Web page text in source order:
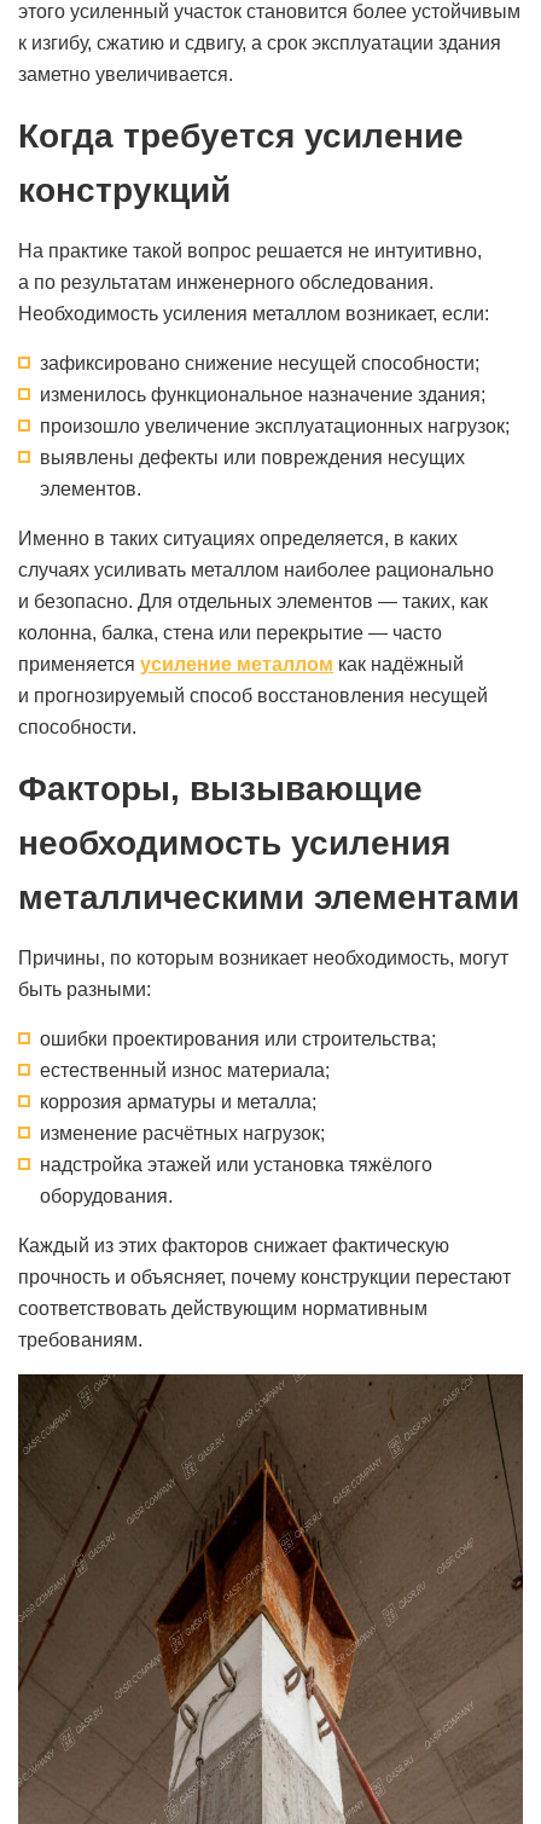
этого усиленный участок становится более устойчивым
к изгибу, сжатию и сдвигу, а срок эксплуатации здания
заметно увеличивается.
Когда требуется усиление
конструкций
На практике такой вопрос решается не интуитивно,
а по результатам инженерного обследования.
Необходимость усиления металлом возникает, если:
зафиксировано снижение несущей способности;
изменилось функциональное назначение здания;
произошло увеличение эксплуатационных нагрузок;
выявлены дефекты или повреждения несущих
элементов.
Именно в таких ситуациях определяется, в каких
случаях усиливать металлом наиболее рационально
и безопасно. Для отдельных элементов — таких, как
колонна, балка, стена или перекрытие — часто
применяется усиление металлом как надёжный
и прогнозируемый способ восстановления несущей
способности.
Факторы, вызывающие
необходимость усиления
металлическими элементами
Причины, по которым возникает необходимость, могут
быть разными:
ошибки проектирования или строительства;
естественный износ материала;
коррозия арматуры и металла;
изменение расчётных нагрузок;
надстройка этажей или установка тяжёлого
оборудования.
Каждый из этих факторов снижает фактическую
прочность и объясняет, почему конструкции перестают
соответствовать действующим нормативным
требованиям.